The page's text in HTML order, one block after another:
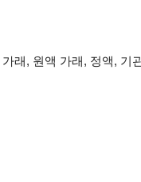
래, 원액 가래, 정액,